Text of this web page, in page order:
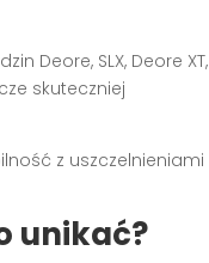
Deore, SLX, Deore XT,
skuteczniej
z uszczelnieniami
unikać?